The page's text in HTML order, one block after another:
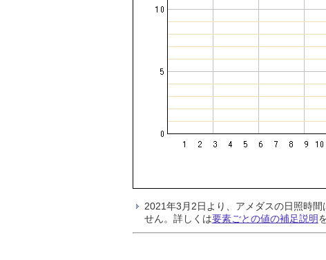
2021年3月2日より、アメダスの日照時
せん。詳しくは要素ごとの値の補足説明